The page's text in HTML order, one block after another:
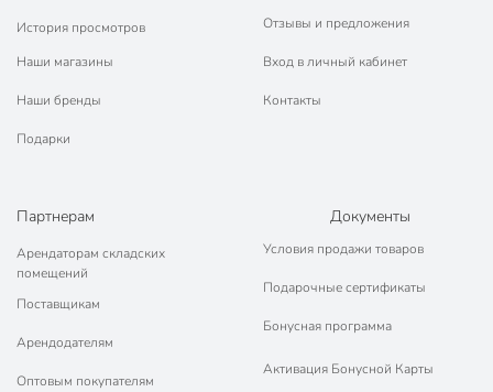
для яичницы
Совместимые плиты
для электрических
Гарантия производителя, мес
Каменная
1.12 кг
История просмотров
Наши магазины
Наши бренды
Подарки
Отзывы и предложения
Вход в личный кабинет
Контакты
Партнерам
Арендаторам складских
помещений
Поставщикам
Арендодателям
Оптовым покупателям
Документы
Условия продажи товаров
Подарочные сертификаты
Бонусная программа
Активация Бонусной Карты